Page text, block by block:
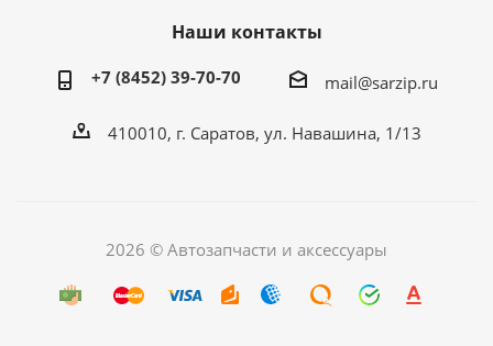
Наши контакты
+7 (8452) 39-70-70 mail@sarzip.ru
410010, г. Саратов, ул. Навашина, 1/13
2026 © Автозапчасти и аксессуары